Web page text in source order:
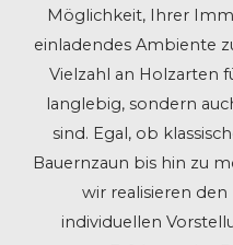
Möglichkeit, Ihrer
einladendes Ambiente
Vielzahl an Holzarten
langlebig, sondern
sind. Egal, ob
Bauernzaun bis hin zu
wir realisieren
individuellen